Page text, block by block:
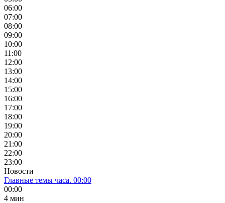
06:00
07:00
08:00
09:00
10:00
11:00
12:00
13:00
14:00
15:00
16:00
17:00
18:00
19:00
20:00
21:00
22:00
23:00
Новости
Главные темы часа. 00:00
00:00
4 мин